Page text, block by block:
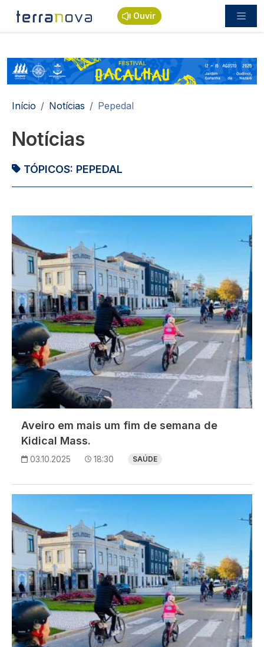
Passar para o conteúdo principal
Ouvir
Navegação estrutural
Início Notícias Pepedal
Notícias
TÓPICOS: PEPEDAL
Aveiro em mais um fim de semana de
Kidical Mass.
03.10.2025 18:30 SAÚDE